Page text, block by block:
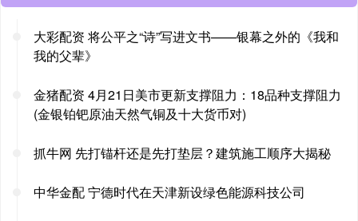
大彩配资 将公平之“诗”写进文书——银幕之外的《我和
我的父辈》
金猪配资 4月21日美市更新支撑阻力：18品种支撑阻力
(金银铂钯原油天然气铜及十大货币对)
抓牛网 先打锚杆还是先打垫层？建筑施工顺序大揭秘
中华金配 宁德时代在天津新设绿色能源科技公司